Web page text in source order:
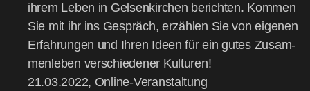
ihrem Leben in Gel­sen­kir­chen berich­ten. Kom­men
Sie mit ihr ins Gespräch, erzäh­len Sie von eige­nen
Erfah­run­gen und Ihren Ideen für ein gutes Zusam­
men­le­ben ver­schie­de­ner Kul­tu­ren!
21.03.2022, Online-Ver­an­stal­tung